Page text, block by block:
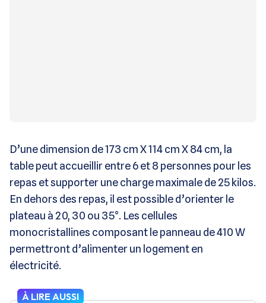
D’une dimension de 173 cm X 114 cm X 84 cm, la
table peut accueillir entre 6 et 8 personnes pour les
repas et supporter une charge maximale de 25 kilos.
En dehors des repas, il est possible d’orienter le
plateau à 20, 30 ou 35°. Les cellules
monocristallines composant le panneau de 410 W
permettront d’alimenter un logement en
électricité.
À LIRE AUSSI